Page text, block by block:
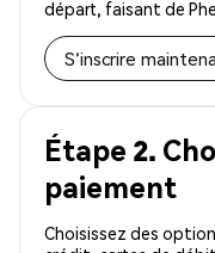
départ, faisant de
S'inscrire
Étape 2.
paiement
Choisissez des